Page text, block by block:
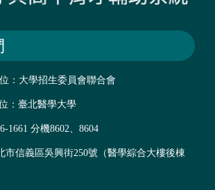
：大學招生委員會聯合會
：臺北醫學大學
1661 分機8602、8604
市信義區吳興街250號（醫學綜合大樓後棟